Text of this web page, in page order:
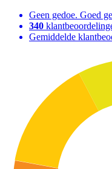
Geen gedoe. Goed
340
Gemiddelde